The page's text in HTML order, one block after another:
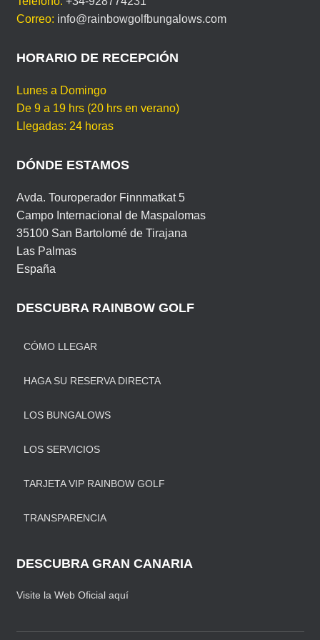
b
o
k
st A
p
Correo: info@rainbowgolfbungalows.com
HORARIO DE RECEPCIÓN
Lunes a Domingo
De 9 a 19 hrs (20 hrs en verano)
Llegadas: 24 horas
DÓNDE ESTAMOS
Avda. Touroperador Finnmatkat 5
Campo Internacional de Maspalomas
35100 San Bartolomé de Tirajana
Las Palmas
España
DESCUBRA RAINBOW GOLF
CÓMO LLEGAR
HAGA SU RESERVA DIRECTA
LOS BUNGALOWS
LOS SERVICIOS
TARJETA VIP RAINBOW GOLF
TRANSPARENCIA
DESCUBRA GRAN CANARIA
Visite la Web Oficial aquí